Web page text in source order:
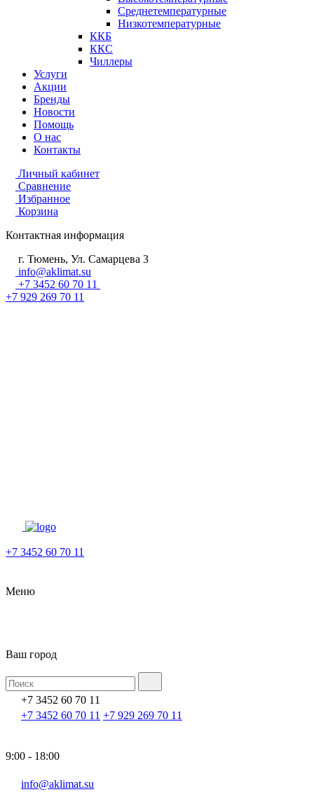
Среднетемпературные
Низкотемпературные
ККБ
ККС
Чиллеры
Услуги
Акции
Бренды
Новости
Помощь
О нас
Контакты
Личный кабинет
Сравнение
Избранное
Корзина
Контактная информация
г. Тюмень, Ул. Самарцева 3
info@aklimat.su
+7 3452 60 70 11
+7 929 269 70 11
+7 3452 60 70 11
Меню
Ваш город
+7 3452 60 70 11
+7 3452 60 70 11 +7 929 269 70 11
9:00 - 18:00
info@aklimat.su